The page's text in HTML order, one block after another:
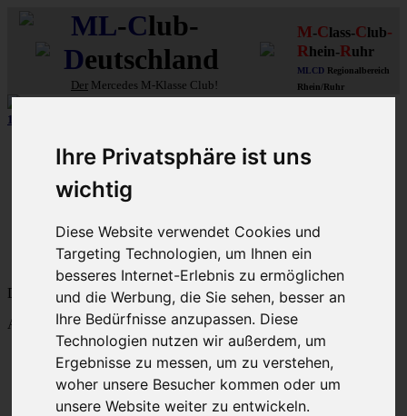
Ihre Privatsphäre ist uns
wichtig
Diese Website verwendet Cookies und
Targeting Technologien, um Ihnen ein
besseres Internet-Erlebnis zu ermöglichen
und die Werbung, die Sie sehen, besser an
Ihre Bedürfnisse anzupassen. Diese
Technologien nutzen wir außerdem, um
Ergebnisse zu messen, um zu verstehen,
woher unsere Besucher kommen oder um
unsere Website weiter zu entwickeln.
ML-Club-
Deutschland
Der Mercedes M-Klasse Club!
M-Class-Club-
Rhein-Ruhr
MLCD Regionalbereich
Rhein/Ruhr
12 aus mehr als 170
Schnellzugriff
Ungelesene
MLCD-Ausstellung
FAQ
MLCD-Seiten
MLCD-Foren-Übersicht
Dein letzter Besuch: 9. Aug 2026, 12:30
Aktuelle Zeit: 9. Aug 2026, 12:30
M-Klasse-Foren W163 W164 W166 V167
Themen
Beiträge
Letzter Beitrag